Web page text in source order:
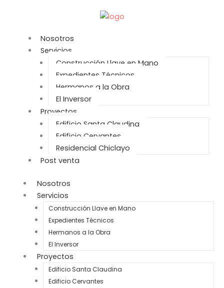
Nosotros
Servicios
Construcción Llave en Mano
Expedientes Técnicos
Hermanos a la Obra
El Inversor
Proyectos
Edificio Santa Claudina
Edificio Cervantes
Residencial Chiclayo
Post venta
Nosotros
Servicios
Construcción Llave en Mano
Expedientes Técnicos
Hermanos a la Obra
El Inversor
Proyectos
Edificio Santa Claudina
Edificio Cervantes